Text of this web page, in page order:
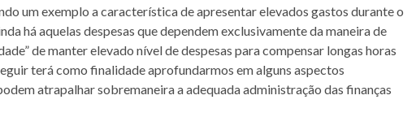
um exemplo a característica de apresentar elevados gastos durante o
há aquelas despesas que dependem exclusivamente da maneira de
de manter elevado nível de despesas para compensar longas horas
terá como finalidade aprofundarmos em alguns aspectos
atrapalhar sobremaneira a adequada administração das finanças